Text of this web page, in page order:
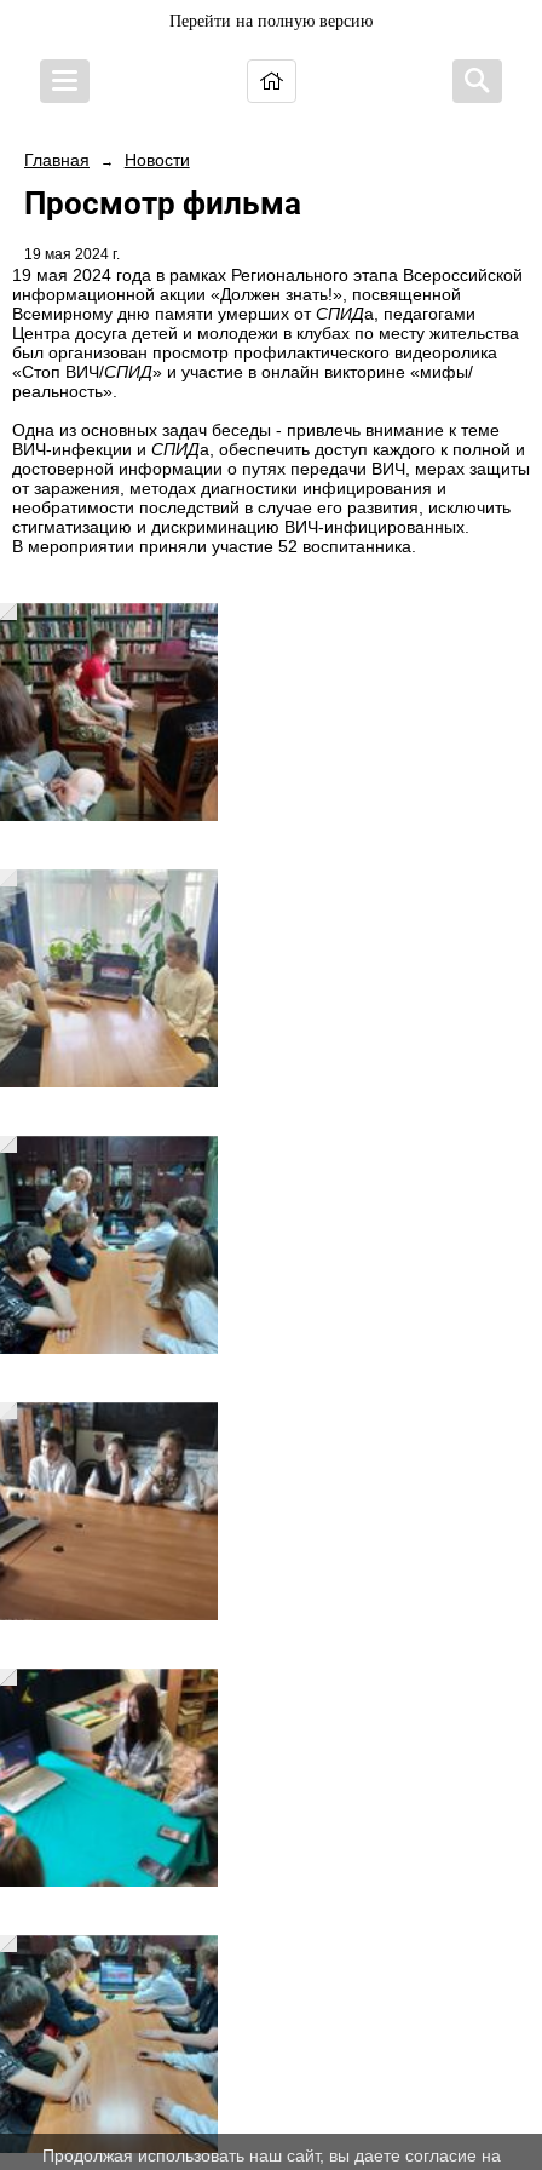
Перейти на полную версию
Главная → Новости
Просмотр фильма
19 мая 2024 г.
19 мая 2024 года в рамках Регионального этапа Всероссийской
информационной акции «Должен знать!», посвященной
Всемирному дню памяти умерших отСПИДа, педагогами
Центра досуга детей и молодежи в клубах по месту жительства
был организован просмотр профилактического видеоролика
«Стоп ВИЧ/СПИД» и участие в онлайн викторине «мифы/
реальность».
Одна из основных задач беседы - привлечь внимание к теме
ВИЧ-инфекции и СПИДа, обеспечить доступ каждого к полной и
достоверной информации о путях передачи ВИЧ, мерах защиты
от заражения, методах диагностики инфицирования и
необратимости последствий в случае его развития, исключить
стигматизацию и дискриминацию ВИЧ-инфицированных.
В мероприятии приняли участие 52 воспитанника.
Продолжая использовать наш сайт, вы даете согласие на